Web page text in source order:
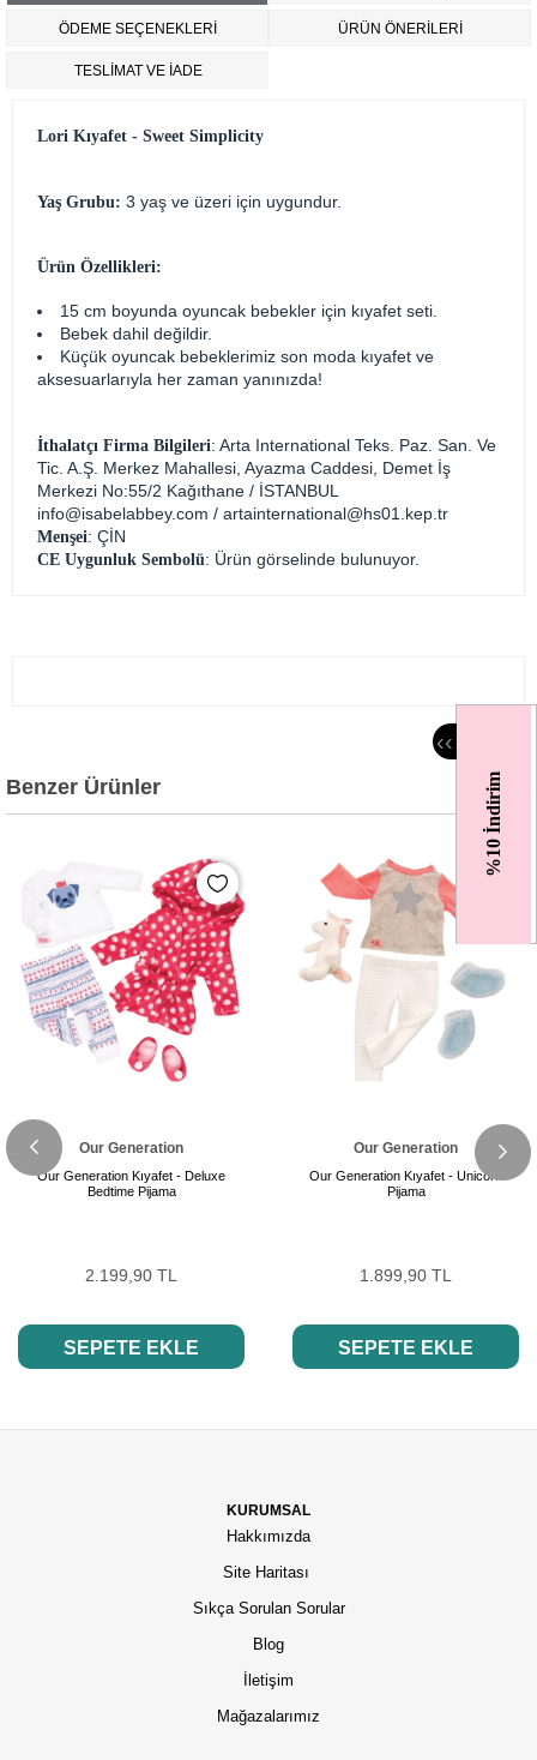
%10 İndirim
‹‹
ÖDEME SEÇENEKLERI ÜRÜN ÖNERILERI
TESLİMAT VE İADE
Lori Kıyafet - Sweet Simplicity
Yaş Grubu: 3 yaş ve üzeri için uygundur.
Ürün Özellikleri:
15 cm boyunda oyuncak bebekler için kıyafet seti.
Bebek dahil değildir.
Küçük oyuncak bebeklerimiz son moda kıyafet ve
aksesuarlarıyla her zaman yanınızda!
İthalatçı Firma Bilgileri: Arta International Teks. Paz. San. Ve
Tic. A.Ş. Merkez Mahallesi, Ayazma Caddesi, Demet İş
Merkezi No:55/2 Kağıthane / İSTANBUL
info@isabelabbey.com / artainternational@hs01.kep.tr
Menşei: ÇİN
CE Uygunluk Sembolü: Ürün görselinde bulunuyor.
Benzer Ürünler
Our Generation
Our Generation Kıyafet - Deluxe
Bedtime Pijama
2.199,90 TL
SEPETE EKLE
Our Generation
Our Generation Kıyafet - Unicorn
Pijama
1.899,90 TL
SEPETE EKLE
KURUMSAL
Hakkımızda
Site Haritası
Sıkça Sorulan Sorular
Blog
İletişim
Mağazalarımız